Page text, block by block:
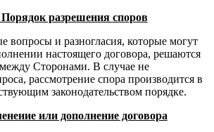
Порядок разрешения споров
вопросы и разногласия, которые могут
настоящего договора, решаются
Сторонами. В случае не
рассмотрение спора производится в
законодательством порядке.
или дополнение договора